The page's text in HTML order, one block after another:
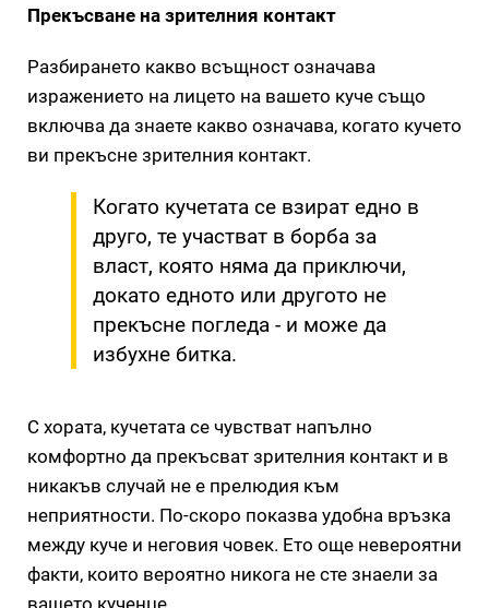
Прекъсване на зрителния контакт
Разбирането какво всъщност означава
изражението на лицето на вашето куче също
включва да знаете какво означава, когато кучето
ви прекъсне зрителния контакт.
Когато кучетата се взират едно в
друго, те участват в борба за
власт, която няма да приключи,
докато едното или другото не
прекъсне погледа - и може да
избухне битка.
С хората, кучетата се чувстват напълно
комфортно да прекъсват зрителния контакт и в
никакъв случай не е прелюдия към
неприятности. По-скоро показва удобна връзка
между куче и неговия човек. Ето още невероятни
факти, които вероятно никога не сте знаели за
вашето кученце.